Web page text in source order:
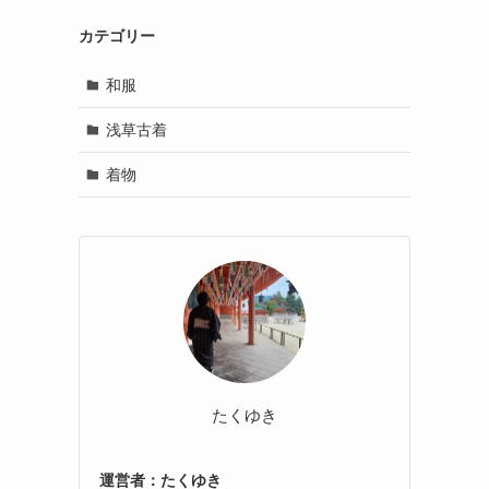
カテゴリー
和服
浅草古着
着物
たくゆき
運営者：たくゆき